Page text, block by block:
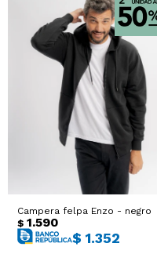
Campera felpa Enzo - negro
$ 1.590
$ 1.352